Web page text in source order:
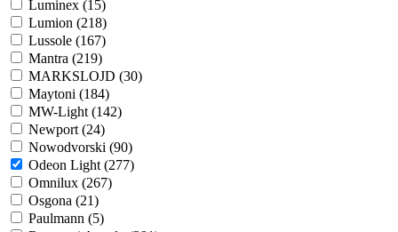
Luminex (15)
Lumion (218)
Lussole (167)
Mantra (219)
MARKSLOJD (30)
Maytoni (184)
MW-Light (142)
Newport (24)
Nowodvorski (90)
Odeon Light (277)
Omnilux (267)
Osgona (21)
Paulmann (5)